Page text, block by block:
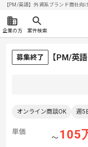
【PM/英語】外資系ブランド商社
企業の方 案件検索
募集終了 【PM/英
オンライン商談OK 週5
単価
〜 105